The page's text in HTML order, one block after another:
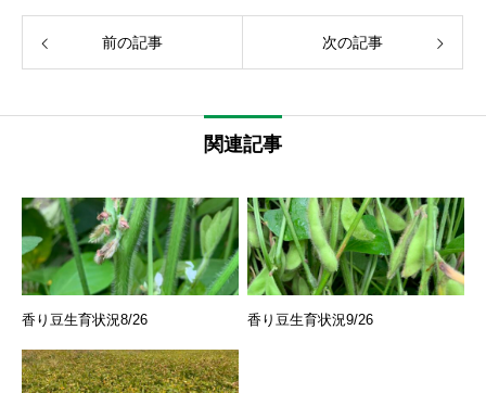
前の記事 次の記事
関連記事
香り豆生育状況8/26 香り豆生育状況9/26